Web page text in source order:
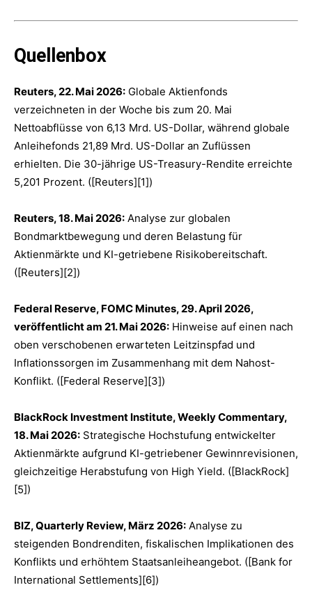
Quellenbox
Reuters, 22. Mai 2026: Globale Aktienfonds
verzeichneten in der Woche bis zum 20. Mai
Nettoabflüsse von 6,13 Mrd. US-Dollar, während globale
Anleihefonds 21,89 Mrd. US-Dollar an Zuflüssen
erhielten. Die 30-jährige US-Treasury-Rendite erreichte
5,201 Prozent. ([Reuters][1])
Reuters, 18. Mai 2026: Analyse zur globalen
Bondmarktbewegung und deren Belastung für
Aktienmärkte und KI-getriebene Risikobereitschaft.
([Reuters][2])
Federal Reserve, FOMC Minutes, 29. April 2026,
veröffentlicht am 21. Mai 2026: Hinweise auf einen nach
oben verschobenen erwarteten Leitzinspfad und
Inflationssorgen im Zusammenhang mit dem Nahost-
Konflikt. ([Federal Reserve][3])
BlackRock Investment Institute, Weekly Commentary,
18. Mai 2026: Strategische Hochstufung entwickelter
Aktienmärkte aufgrund KI-getriebener Gewinnrevisionen,
gleichzeitige Herabstufung von High Yield. ([BlackRock]
[5])
BIZ, Quarterly Review, März 2026: Analyse zu
steigenden Bondrenditen, fiskalischen Implikationen des
Konflikts und erhöhtem Staatsanleiheangebot. ([Bank for
International Settlements][6])